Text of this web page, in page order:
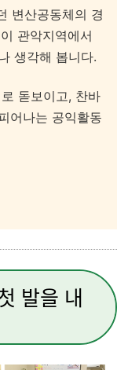
변산공동체의 경
관악지역에서
생각해 봅니다.
돋보이고, 찬바
어나는 공익활동
발을 내